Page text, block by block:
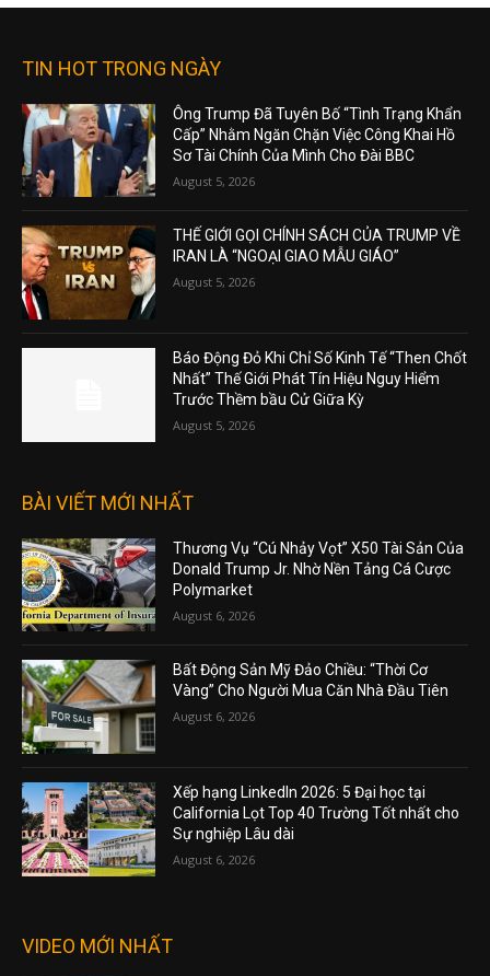
TIN HOT TRONG NGÀY
Ông Trump Đã Tuyên Bố “Tình Trạng Khẩn
Cấp” Nhằm Ngăn Chặn Việc Công Khai Hồ
Sơ Tài Chính Của Mình Cho Đài BBC
August 5, 2026
THẾ GIỚI GỌI CHÍNH SÁCH CỦA TRUMP VỀ
IRAN LÀ “NGOẠI GIAO MẪU GIÁO”
August 5, 2026
Báo Động Đỏ Khi Chỉ Số Kinh Tế “Then Chốt
Nhất” Thế Giới Phát Tín Hiệu Nguy Hiểm
Trước Thềm bầu Cử Giữa Kỳ
August 5, 2026
BÀI VIẾT MỚI NHẤT
Thương Vụ “Cú Nhảy Vọt” X50 Tài Sản Của
Donald Trump Jr. Nhờ Nền Tảng Cá Cược
Polymarket
August 6, 2026
Bất Động Sản Mỹ Đảo Chiều: “Thời Cơ
Vàng” Cho Người Mua Căn Nhà Đầu Tiên
August 6, 2026
Xếp hạng LinkedIn 2026: 5 Đại học tại
California Lọt Top 40 Trường Tốt nhất cho
Sự nghiệp Lâu dài
August 6, 2026
VIDEO MỚI NHẤT